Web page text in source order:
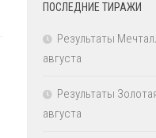
ПОСЛЕДНИЕ ТИРАЖИ
Результаты
августа
Результаты
августа